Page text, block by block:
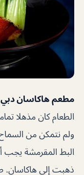
مطعم هاكاسان دبي
الطعام كان مذهلا
ولم نتمكن من
البط المقرمشة يجب
ذهبت إلى هاكاسان.